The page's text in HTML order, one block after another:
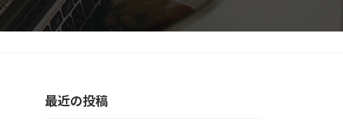
最近の投稿